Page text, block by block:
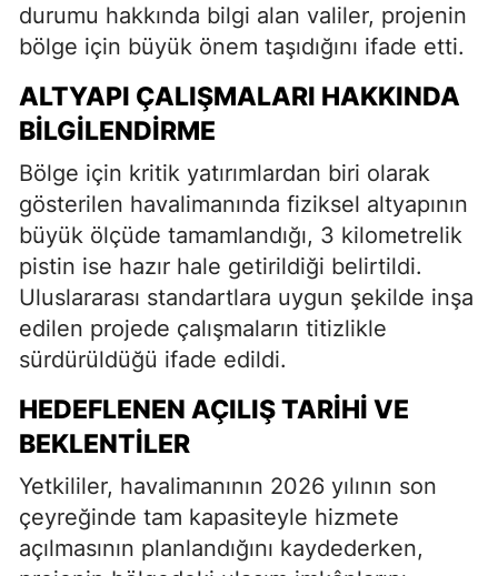
durumu hakkında bilgi alan valiler, projenin
bölge için büyük önem taşıdığını ifade etti.
ALTYAPI ÇALIŞMALARI HAKKINDA
BILGILENDIRME
Bölge için kritik yatırımlardan biri olarak
gösterilen havalimanında fiziksel altyapının
büyük ölçüde tamamlandığı, 3 kilometrelik
pistin ise hazır hale getirildiği belirtildi.
Uluslararası standartlara uygun şekilde inşa
edilen projede çalışmaların titizlikle
sürdürüldüğü ifade edildi.
HEDEFLENEN AÇILIŞ TARIHI VE
BEKLENTILER
Yetkililer, havalimanının 2026 yılının son
çeyreğinde tam kapasiteyle hizmete
açılmasının planlandığını kaydederken,